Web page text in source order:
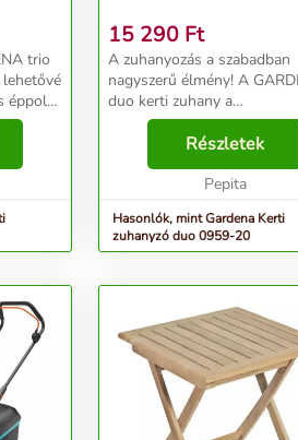
éppoly
mint a
15 290 Ft
A zuhanyozás a szabadban
nagyszerű élmény! A
duo kerti zuhany a
leszúrótüskével könnyen a
vagy a teraszra helyezett
napernyőtalapzatba
Kétféle vízsugárforma
Részletek
Pepita
Hasonlók, mint Gardena Kerti
zuhanyzó duo 0959-20